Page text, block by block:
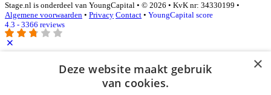
Stage.nl is onderdeel van YoungCapital • © 2026 • KvK nr: 34330199 •
Algemene voorwaarden • Privacy Contact • YoungCapital score
4.3 - 3366 reviews
Inloggen als bedrijf ×
Deze website maakt gebruik
van cookies.